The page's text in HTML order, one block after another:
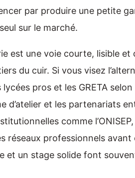
par produire une petite
sur le marché.
est une voie courte, lisible
du cuir. Si vous visez
lycées pros et les GRETA
d’atelier et les partenariats
comme
réseaux professionnels
et un stage solide font